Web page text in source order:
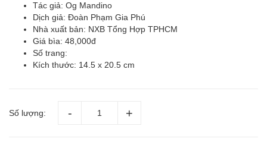
Tác giả: Og Mandino
Dịch giả: Đoàn Phạm Gia Phú
Nhà xuất bản: NXB Tổng Hợp TPHCM
Giá bìa: 48,000đ
Số trang:
Kích thước: 14.5 x 20.5 cm
Số lượng: